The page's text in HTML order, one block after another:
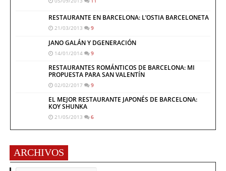
RESTAURANTE EN BARCELONA: L’OSTIA BARCELONETA
21/03/2013 9
JANO GALÁN Y DGENERACIÓN
14/01/2014 9
RESTAURANTES ROMÁNTICOS DE BARCELONA: MI
PROPUESTA PARA SAN VALENTÍN
02/02/2017 9
EL MEJOR RESTAURANTE JAPONÉS DE BARCELONA:
KOY SHUNKA
21/05/2013 6
ARCHIVOS